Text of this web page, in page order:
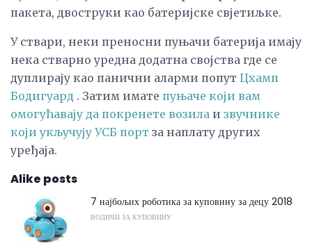
пакета, двоструки као батеријске свјетиљке.
У ствари, неки преносни пуњачи батерија имају
нека стварно уредна додатна својства где се
дуплирају као панични аларми попут Цхамп
Бодигуард . Затим имате пуњаче који вам
омогућавају да покренете возила и звучнике
који укључују УСБ порт за наплату других
уређаја.
Alike posts
7 најбољих роботика за куповину за децу 2018
ВОДИЧИ ЗА КУПОВИНУ